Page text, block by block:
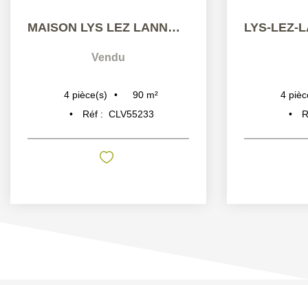
MAISON LYS LEZ LANNOY 4 PIÈCES 90 M2
Vendu
4 pièce(s) 90 m²
Réf : CLV55233
4